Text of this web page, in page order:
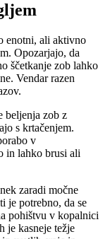
enotni, ali aktivno
Opozarjajo, da
ščetkanje zob lahko
Vendar razen
beljenja zob z
s krtačenjem.
v
in lahko brusi ali
zaradi močne
je potrebno, da se
pohištvu v kopalnici
je kasneje težje